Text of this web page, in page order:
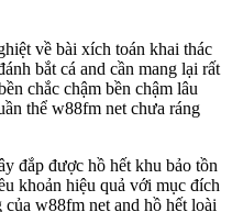
về bài xích toán khai thác
bắt cá and cần mang lại rất
chắc chậm bền chậm lâu
thể w88fm net chưa ráng
đắp được hồ hết khu bảo tồn
khoản hiệu quả với mục đích
w88fm net and hồ hết loài